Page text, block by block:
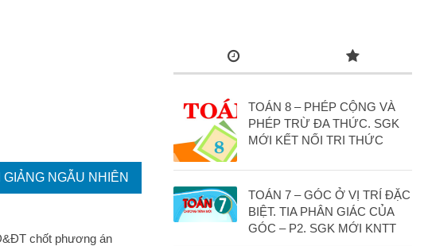
TOÁN 8 – PHÉP CỘNG VÀ
PHÉP TRỪ ĐA THỨC. SGK
MỚI KẾT NỐI TRI THỨC
TOÁN 7 – GÓC Ở VỊ TRÍ ĐẶC
BIỆT. TIA PHÂN GIÁC CỦA
GÓC – P2. SGK MỚI KNTT
GIẢNG NGẪU NHIÊN
chốt phương án